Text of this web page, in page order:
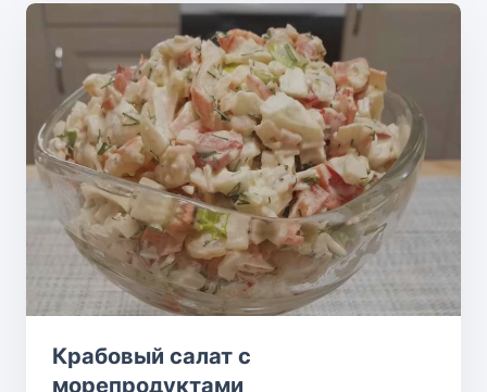
Крабовый салат с
морепродуктами